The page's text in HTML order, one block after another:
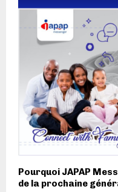
Pourquoi JAPAP
de la prochaine